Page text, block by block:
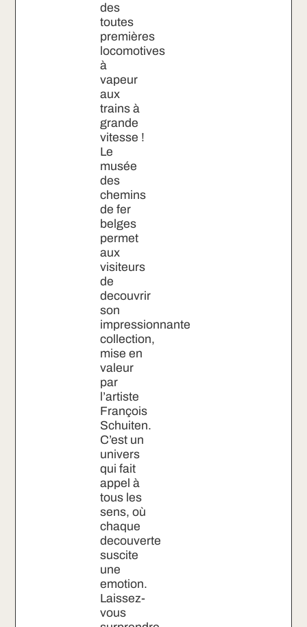
des
toutes
premières
locomotives
à
vapeur
aux
trains à
grande
vitesse !
Le
musée
des
chemins
de fer
belges
permet
aux
visiteurs
de
decouvrir
son
impressionnante
collection,
mise en
valeur
par
l’artiste
François
Schuiten.
C’est un
univers
qui fait
appel à
tous les
sens, où
chaque
decouverte
suscite
une
emotion.
Laissez-
vous